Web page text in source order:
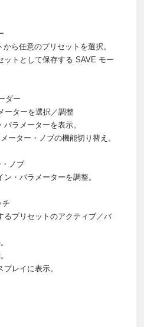
ら任意のプリセットを選択。
ットとして保存する SAVE モー
ダー
ーターを選択／調整
ラメーターを表示。
ーター・ノブの機能切り替え。
・ノブ
・パラメーターを調整。
チ
るプリセットのアクティブ／バ
レイに表示。